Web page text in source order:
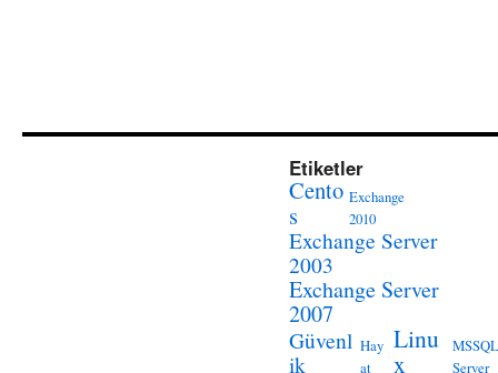
Etiketler
Cento
s
Exchange
2010
Exchange Server
2003
Exchange Server
2007
Güvenl
ik
Hay
at
Linu
x
MSSQL
Server